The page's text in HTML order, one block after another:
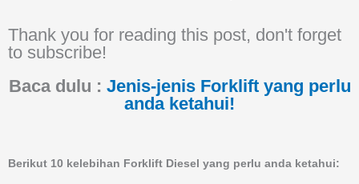
Thank you for reading this post, don't forget
to subscribe!
Baca dulu : Jenis-jenis Forklift yang perlu
anda ketahui!
Berikut 10 kelebihan Forklift Diesel yang perlu anda ketahui: